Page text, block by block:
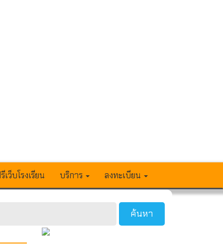
เว็บโรงเรียน บริการ ลงทะเบียน